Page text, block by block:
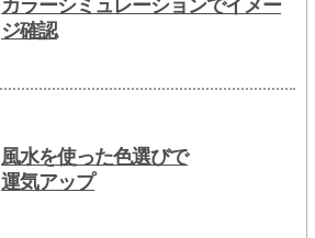
カラーシミュレーションでイメー
ジ確認
風水を使った色選びで
運気アップ